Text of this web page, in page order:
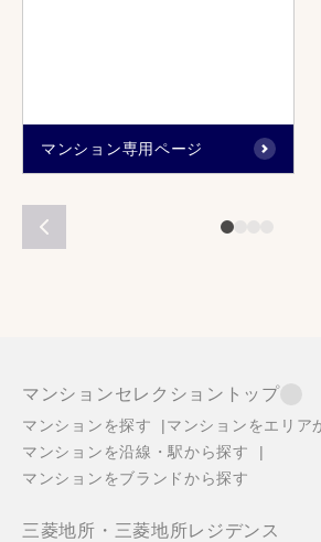
マンション専用ページ
マンションセレクショントップ
マンションを探す
マンションをエリア
マンションを沿線・駅から探す
マンションをブランドから探す
三菱地所・三菱地所レジデンス